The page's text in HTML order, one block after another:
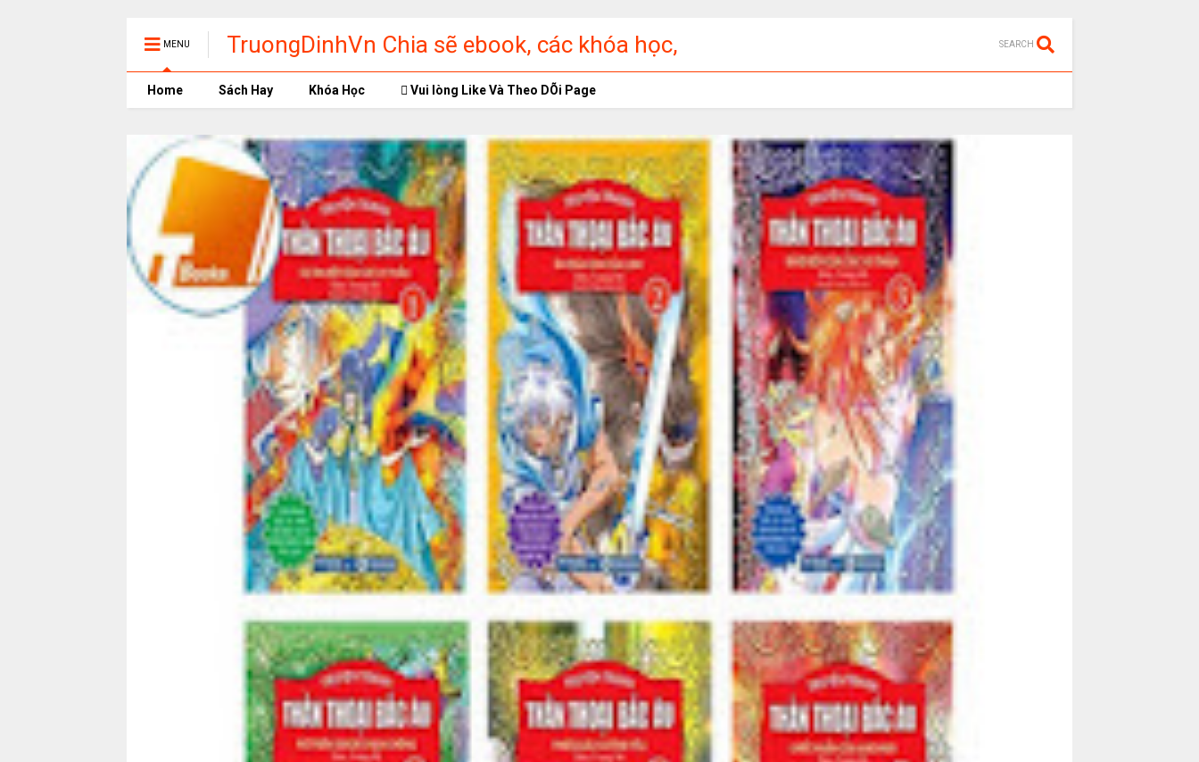
MENU
TruongDinhVn Chia sẽ ebook, các khóa học,
phần mềm học tập miễn phí
SEARCH
Home Sách Hay Khóa Học Vui lòng Like Và Theo DÕi Page